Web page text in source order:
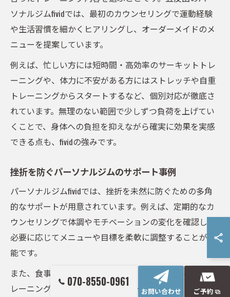
ソナルジムfividでは、最初のカウンセリングで運動経験
や生活習慣を細かくヒアリングし、オーダーメイドのメ
ニューを提案しています。
例えば、忙しい方には短時間・高効率のサーキットトレ
ーニングや、体力に不安がある方にはストレッチや自重
トレーニングからスタートするなど、個別対応が徹底さ
れています。無理のない範囲で少しずつ負荷を上げてい
くことで、身体への負担を抑えながら確実に効果を実感
できる点も、fividの強みです。
挫折を防ぐパーソナルジムのサポート事例
パーソナルジムfividでは、挫折を未然に防ぐための多角
的なサポートが用意されています。例えば、定期的なカ
ウンセリングで体調やモチベーションの変化を確認し、
必要に応じてメニューや目標を柔軟に調整することが可
能です。
また、食事指導や生活習慣のアドバイスも受けられ、ト
レーニング以外の面からもサポートを受けることができ
070-8550-0961
お問い合わせ ご予約